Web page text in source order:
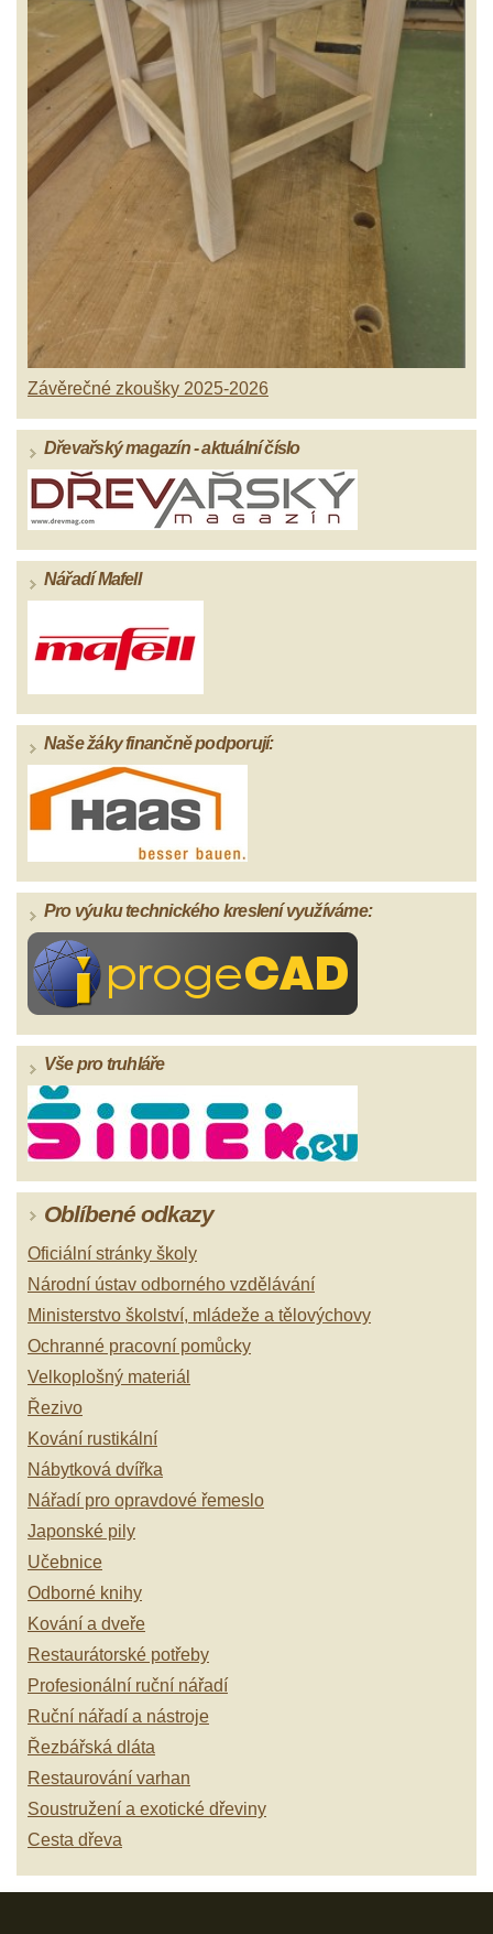
Závěrečné zkoušky 2025-2026
Dřevařský magazín - aktuální číslo
Nářadí Mafell
Naše žáky finančně podporují:
Pro výuku technického kreslení využíváme:
Vše pro truhláře
Oblíbené odkazy
Oficiální stránky školy
Národní ústav odborného vzdělávání
Ministerstvo školství, mládeže a tělovýchovy
Ochranné pracovní pomůcky
Velkoplošný materiál
Řezivo
Kování rustikální
Nábytková dvířka
Nářadí pro opravdové řemeslo
Japonské pily
Učebnice
Odborné knihy
Kování a dveře
Restaurátorské potřeby
Profesionální ruční nářadí
Ruční nářadí a nástroje
Řezbářská dláta
Restaurování varhan
Soustružení a exotické dřeviny
Cesta dřeva